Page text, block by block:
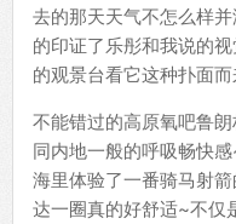
去的那天天气不怎么样
的印证了乐彤和我说的
的观景台看它这种扑面
不能错过的高原氧吧鲁
同内地一般的呼吸畅快
海里体验了一番骑马射
达一圈真的好舒适~不仅